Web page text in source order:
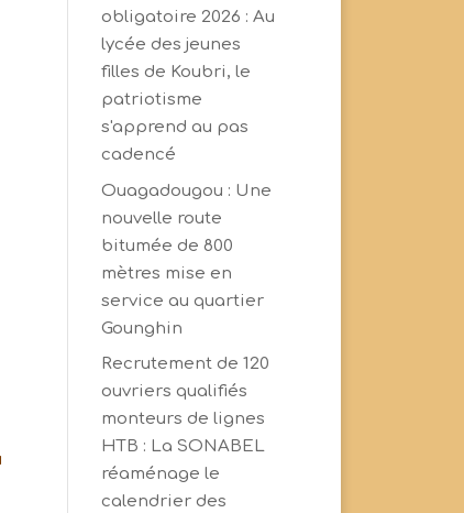
obligatoire 2026 : Au
lycée des jeunes
filles de Koubri, le
patriotisme
s'apprend au pas
cadencé
Ouagadougou : Une
nouvelle route
bitumée de 800
mètres mise en
service au quartier
Gounghin
Recrutement de 120
ouvriers qualifiés
monteurs de lignes
HTB : La SONABEL
réaménage le
calendrier des